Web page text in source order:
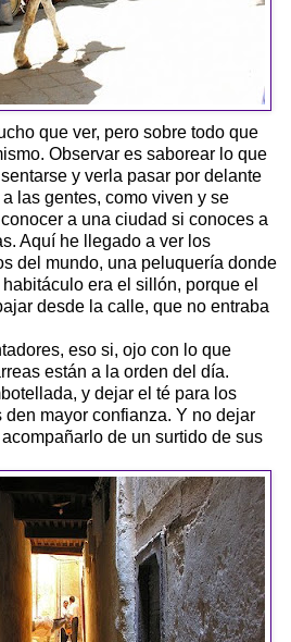
que ver, pero sobre todo que
Observar es saborear lo que
y verla pasar por delante
las gentes, como viven y se
a una ciudad si conoces a
Aquí he llegado a ver los
del mundo, una peluquería donde
era el sillón, porque el
desde la calle, que no entraba
eso si, ojo con lo que
están a la orden del día.
y dejar el té para los
mayor confianza. Y no dejar
de un surtido de sus